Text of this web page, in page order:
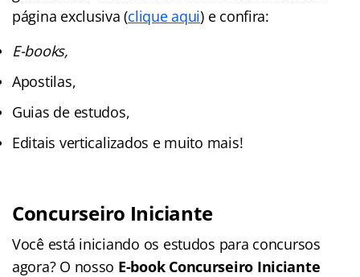
página exclusiva (clique aqui) e confira:
E-books,
Apostilas,
Guias de estudos,
Editais verticalizados e muito mais!
Concurseiro Iniciante
Você está iniciando os estudos para concursos
agora? O nosso E-book Concurseiro Iniciante